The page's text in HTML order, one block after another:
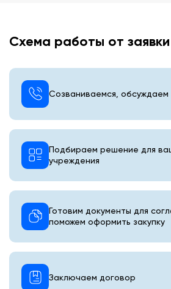
Схема работы от
Созваниваемся, обсуждаем
Подбираем решение для
учреждения
Готовим документы для
поможем оформить закупку
Заключаем договор